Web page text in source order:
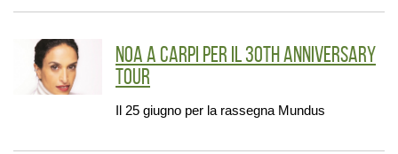
Noa a Carpi per il 30th Anniversary
tour
Il 25 giugno per la rassegna Mundus